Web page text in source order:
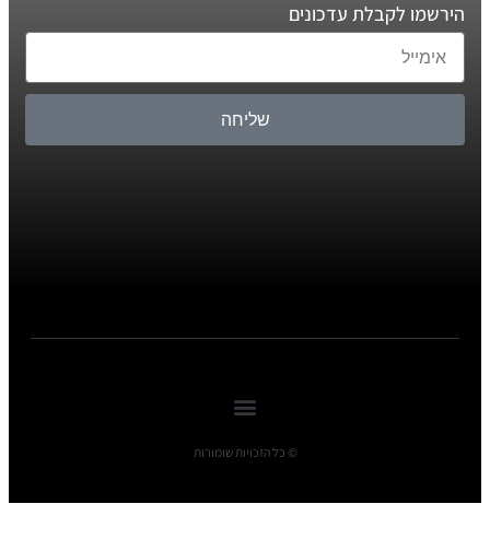
הירשמו לקבלת עדכונים
שליחה
© כל הזכויות שומורות